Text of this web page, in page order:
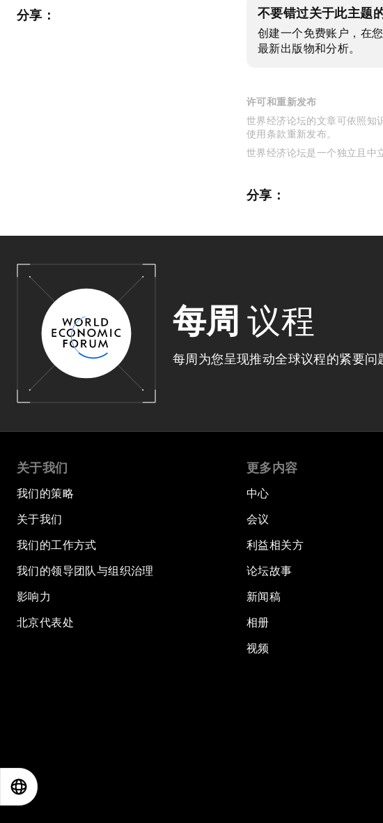
分享： 不要错过关于此主题
创建一个免费账户，在
最新出版物和分析。
许可和重新发布
世界经济论坛的文章可依照知
使用条款重新发布。
世界经济论坛是一个独立且中
分享：
每周 议程
每周为您呈现推动全球议程的紧要问
关于我们
我们的策略
关于我们
我们的工作方式
我们的领导团队与组织治理
影响力
北京代表处
更多内容
中心
会议
利益相关方
论坛故事
新闻稿
相册
视频